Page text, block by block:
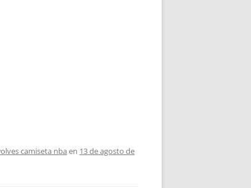
camiseta nba en 13 de agosto de